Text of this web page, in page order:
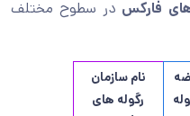
فارکس در سطوح مختلف
نام سازمان
رگوله های